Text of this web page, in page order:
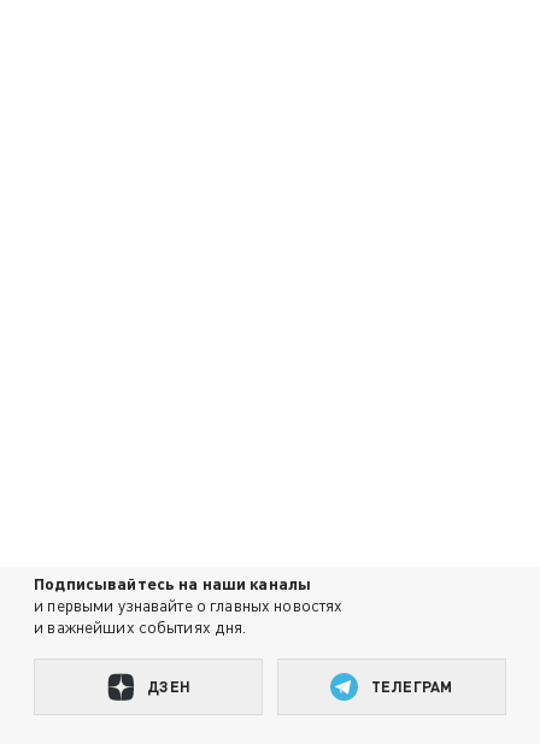
Подписывайтесь на наши каналы
и первыми узнавайте о главных новостях
и важнейших событиях дня.
ДЗЕН ТЕЛЕГРАМ